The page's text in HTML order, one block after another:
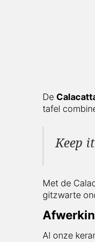
De
combineert
Keep
Met de
onderstel.
Al onze